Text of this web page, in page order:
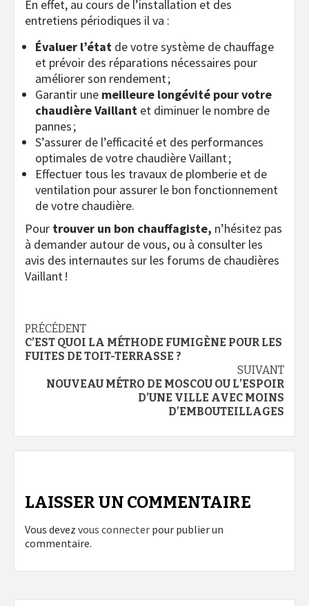
En effet, au cours de l’installation et des
entretiens périodiques il va :
Évaluer l’état de votre système de chauffage
et prévoir des réparations nécessaires pour
améliorer son rendement ;
Garantir une meilleure longévité pour votre
chaudière Vaillant et diminuer le nombre de
pannes ;
S’assurer de l’efficacité et des performances
optimales de votre chaudière Vaillant ;
Effectuer tous les travaux de plomberie et de
ventilation pour assurer le bon fonctionnement
de votre chaudière.
Pour trouver un bon chauffagiste, n’hésitez pas
à demander autour de vous, ou à consulter les
avis des internautes sur les forums de chaudières
Vaillant !
Navigation
d’article
PRÉCÉDENT
C’EST QUOI LA MÉTHODE FUMIGÈNE POUR LES
FUITES DE TOIT-TERRASSE ?
SUIVANT
NOUVEAU MÉTRO DE MOSCOU OU L’ESPOIR
D’UNE VILLE AVEC MOINS
D’EMBOUTEILLAGES
LAISSER UN COMMENTAIRE
Vous devez vous connecter pour publier un
commentaire.